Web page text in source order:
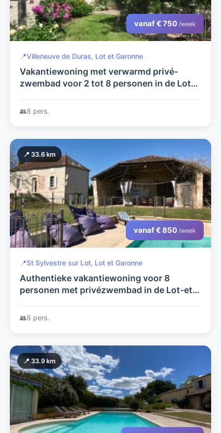
vanaf € 750 /week
📍Villeneuve de Duras, Lot et Garonne
Vakantiewoning met verwarmd privé-
zwembad voor 2 tot 8 personen in de Lot-
👥8 pers.
📍 33.6 km
vanaf € 850 /week
📍St Sylvestre sur Lot, Lot et Garonne
Authentieke vakantiewoning voor 8
personen met privézwembad in de Lot-et-
👥8 pers.
📍 33.9 km